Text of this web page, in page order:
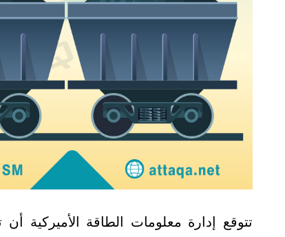
تتوقع إدارة معلومات الطاقة الأميركية